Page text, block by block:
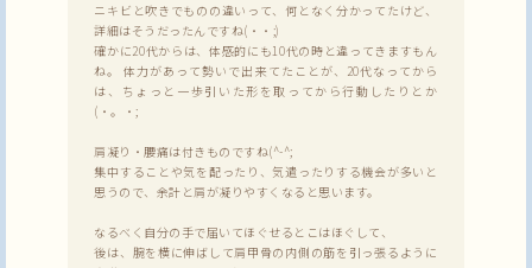
ニキビと吹きでものの違いって、何となく分かってたけど、
詳細はそうだったんですね(・・;)
確かに20代からは、体感的にも10代の時と違ってきますもん
ね。 体力があって勢いで出来てたことが、20代なってから
は、ちょっと一歩引いた形を取ってから行動したりとか
(・。・;
肩凝り・腰痛は付きものですね(^-^;
集中することや気を配ったり、気遣ったりする機会が多いと
思うので、余計と肩が凝りやすくなると思います。
なるべく自分の手で届いてほぐせるとこはほぐして、
後は、腕を横に伸ばして肩甲骨の内側の筋を引っ張るように